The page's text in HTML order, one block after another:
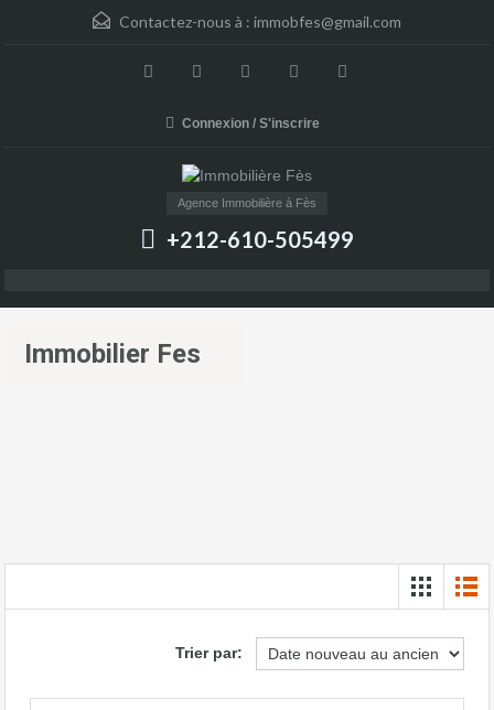
Contactez-nous à : immobfes@gmail.com
Connexion / S'inscrire
Agence Immobilière à Fès
+212-610-505499
Immobilier Fes
Trier par: